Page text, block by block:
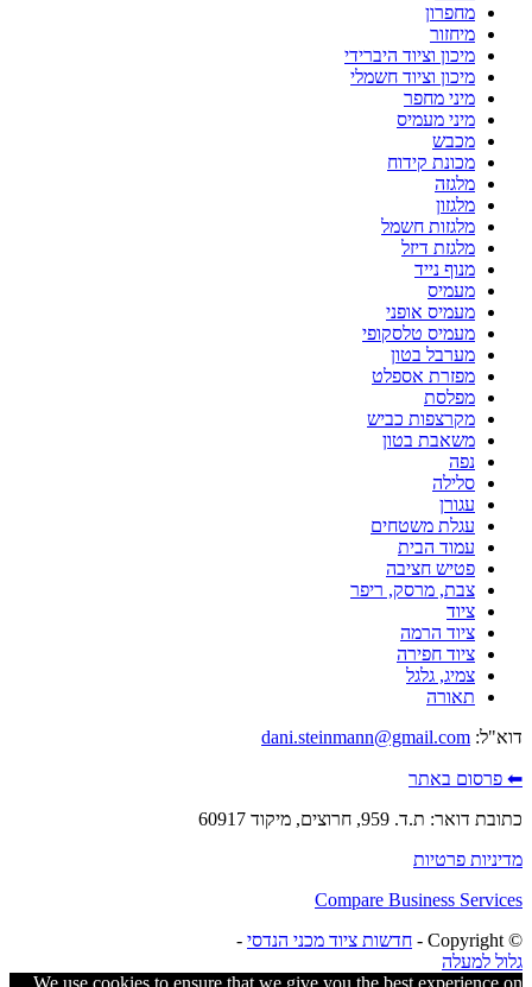
מחפרון
מיחזור
מיכון וציוד היברידי
מיכון וציוד חשמלי
מיני מחפר
מיני מעמיס
מכבש
מכונת קידוח
מלגזה
מלגזון
מלגזות חשמל
מלגזת דיזל
מנוף נייד
מעמיס
מעמיס אופני
מעמיס טלסקופי
מערבל בטון
מפזרת אספלט
מפלסת
מקרצפות כביש
משאבת בטון
נפה
סלילה
עגורן
עגלת משטחים
עמוד הבית
פטיש חציבה
צבת, מרסק, ריפר
ציוד
ציוד הרמה
ציוד חפירה
צמיג, גלגל
תאורה
דוא"ל: dani.steinmann@gmail.com
⬅ פרסום באתר
כתובת דואר: ת.ד. 959, חרוצים, מיקוד 60917
מדיניות פרטיות
Compare Business Services
© ‫Copyright -
חדשות ציוד מכני הנדסי -
גלול למעלה
We use cookies to ensure that we give you the best experience on